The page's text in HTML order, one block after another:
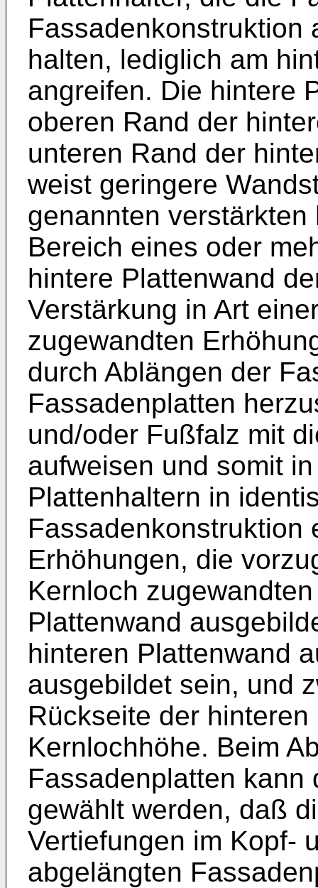
Fassadenkonstruktion
halten, lediglich am
angreifen. Die hintere
oberen Rand der
unteren Rand der
weist geringere
genannten
Bereich eines oder
hintere Plattenwand
Verstärkung in Art
zugewandten
durch Ablängen der
Fassadenplatten
und/oder Fußfalz mit
aufweisen und somit
Plattenhaltern in
Fassadenkonstruktion
Erhöhungen, die
Kernloch
Plattenwand
hinteren Plattenwand
ausgebildet sein, und
Rückseite der
Kernlochhöhe. Beim
Fassadenplatten kann
gewählt werden, daß
Vertiefungen im Kopf-
abgelängten